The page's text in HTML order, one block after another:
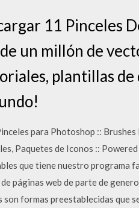
11 Pinceles
de un millón de
plantillas de
para Photoshop ::
Paquetes de Iconos ::
que tiene nuestro programa
páginas web de parte de
son formas preestablecidas que